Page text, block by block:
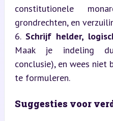
constitutionele
grondrechten, en
6. Schrijf helder,
Maak je indeling
conclusie), en wees niet
te formuleren.
Suggesties voor